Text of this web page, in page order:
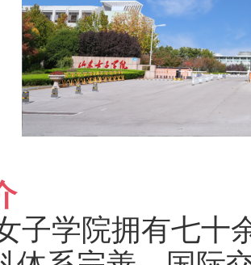
子学院拥有七十